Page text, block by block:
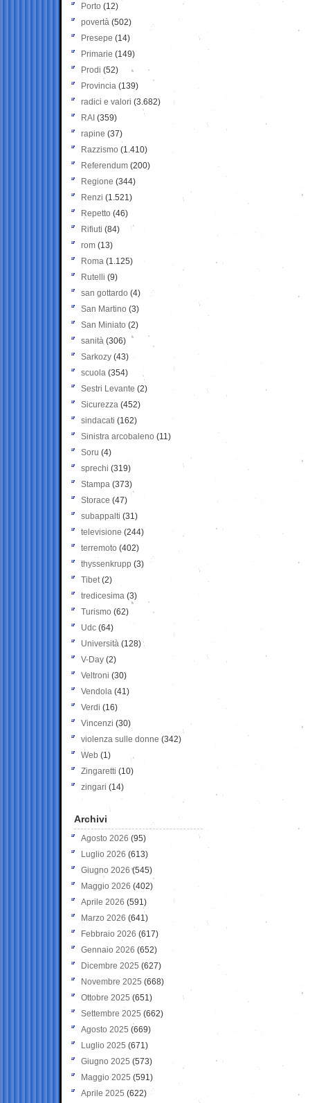
Porto (12)
povertà (502)
Presepe (14)
Primarie (149)
Prodi (52)
Provincia (139)
radici e valori (3.682)
RAI (359)
rapine (37)
Razzismo (1.410)
Referendum (200)
Regione (344)
Renzi (1.521)
Repetto (46)
Rifiuti (84)
rom (13)
Roma (1.125)
Rutelli (9)
san gottardo (4)
San Martino (3)
San Miniato (2)
sanità (306)
Sarkozy (43)
scuola (354)
Sestri Levante (2)
Sicurezza (452)
sindacati (162)
Sinistra arcobaleno (11)
Soru (4)
sprechi (319)
Stampa (373)
Storace (47)
subappalti (31)
televisione(244)
terremoto (402)
thyssenkrupp (3)
Tibet(2)
tredicesima (3)
Turismo (62)
Udc (64)
Università (128)
V-Day (2)
Veltroni (30)
Vendola (41)
Verdi (16)
Vincenzi (30)
violenza sulle donne (342)
Web (1)
Zingaretti (10)
zingari (14)
Archivi
Agosto 2026 (95)
Luglio 2026 (613)
Giugno 2026 (545)
Maggio 2026 (402)
Aprile 2026 (591)
Marzo 2026 (641)
Febbraio 2026 (617)
Gennaio 2026 (652)
Dicembre 2025 (627)
Novembre 2025 (668)
Ottobre 2025 (651)
Settembre 2025 (662)
Agosto 2025 (669)
Luglio 2025 (671)
Giugno 2025 (573)
Maggio 2025 (591)
Aprile 2025 (622)